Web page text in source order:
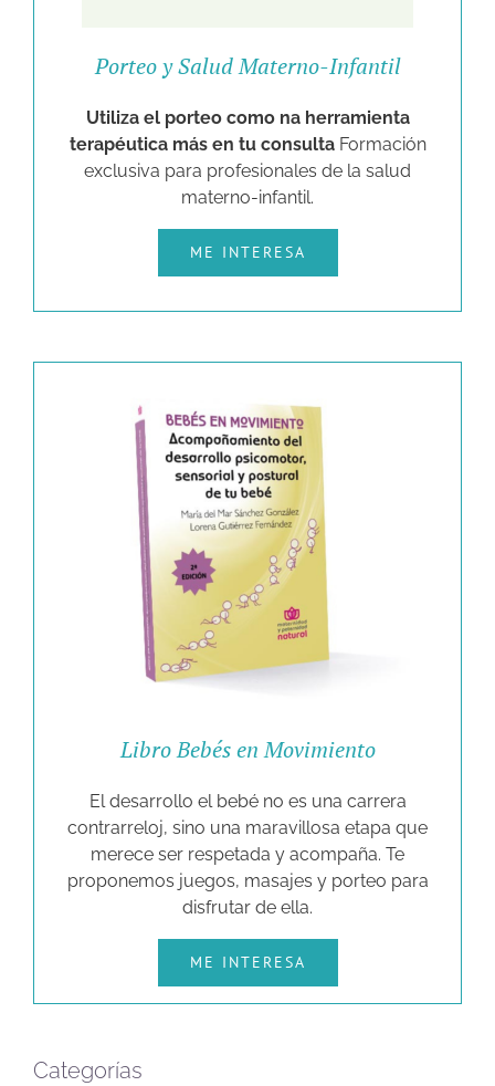
Porteo y Salud Materno-Infantil
Utiliza el porteo como na herramienta
terapéutica más en tu consulta Formación
exclusiva para profesionales de la salud
materno-infantil.
ME INTERESA
Libro Bebés en Movimiento
El desarrollo el bebé no es una carrera
contrarreloj, sino una maravillosa etapa que
merece ser respetada y acompaña. Te
proponemos juegos, masajes y porteo para
disfrutar de ella.
ME INTERESA
Categorías